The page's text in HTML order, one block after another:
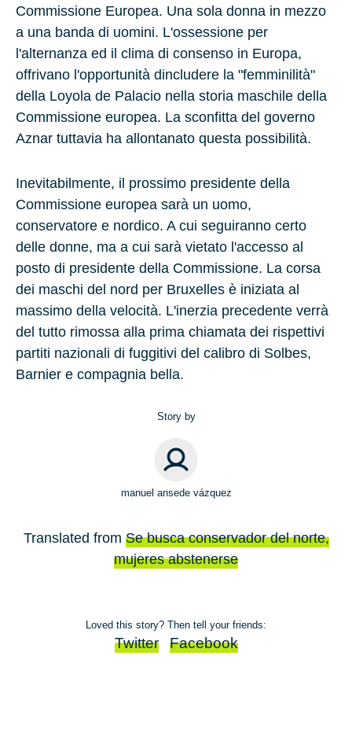
Commissione Europea. Una sola donna in mezzo
a una banda di uomini. L'ossessione per
l'alternanza ed il clima di consenso in Europa,
offrivano l'opportunità dincludere la "femminilità"
della Loyola de Palacio nella storia maschile della
Commissione europea. La sconfitta del governo
Aznar tuttavia ha allontanato questa possibilità.
Inevitabilmente, il prossimo presidente della
Commissione europea sarà un uomo,
conservatore e nordico. A cui seguiranno certo
delle donne, ma a cui sarà vietato l'accesso al
posto di presidente della Commissione. La corsa
dei maschi del nord per Bruxelles è iniziata al
massimo della velocità. L'inerzia precedente verrà
del tutto rimossa alla prima chiamata dei rispettivi
partiti nazionali di fuggitivi del calibro di Solbes,
Barnier e compagnia bella.
Story by
manuel ansede vázquez
Translated from Se busca conservador del norte,
mujeres abstenerse
Loved this story? Then tell your friends:
Twitter Facebook